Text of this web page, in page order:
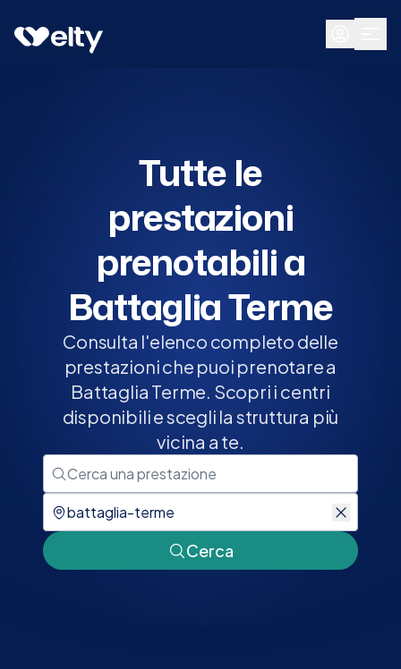
Prenota visita
Tutte le
prestazioni
prenotabili a
Battaglia Terme
Consulta l'elenco completo delle
prestazioni che puoi prenotare a
Battaglia Terme. Scopri i centri
disponibili e scegli la struttura più
vicina a te.
Cerca